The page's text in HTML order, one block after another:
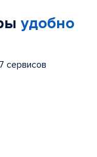
удобно
сервисов